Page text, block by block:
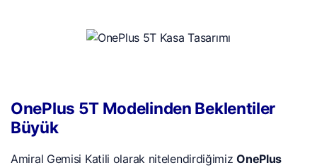
OnePlus 5T Modelinden Beklentiler
Büyük
Amiral Gemisi Katili olarak nitelendirdiğimizOnePlus